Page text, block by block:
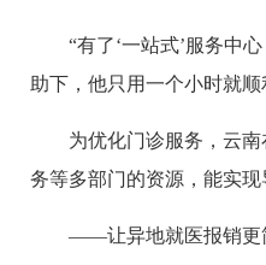
“有了‘一站式’服务中
助下，他只用一个小时就顺
为优化门诊服务，云
务等多部门的资源，能实
——让异地就医报销更